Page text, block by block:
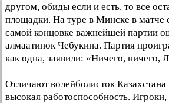
другом, обиды если и есть, то все
площадки. На туре в Минске в матче
самой концовке важнейшей партии
алмаатинок Чебукина. Партия
как одна, заявили: «Ничего, ничего,
Отличают волейболисток
высокая работоспособность.